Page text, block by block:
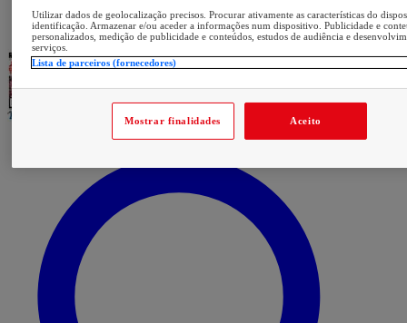
Utilizar dados de geolocalização precisos. Procurar ativamente as características do
identificação. Armazenar e/ou aceder a informações num dispositivo. Publicidade e
personalizados, medição de publicidade e conteúdos, estudos de audiência e
serviços.
Lista de parceiros (fornecedores)
Mostrar finalidades Aceito